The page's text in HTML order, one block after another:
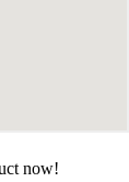
now!